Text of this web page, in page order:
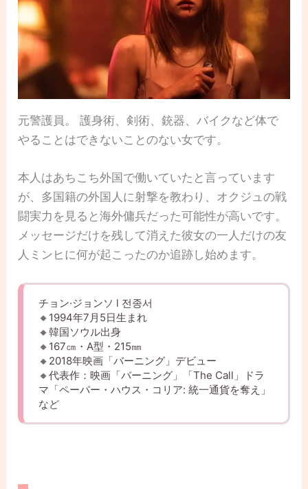
元警護員。 護身術、剣術、銃器、バイクなど体で
やることはできないことのない女です。
本人はあちこち外国で働いていたと言っています
が、多国籍の外国人に射撃を教わり、オクジュの戦
闘実力を見ると海外傭兵だった可能性が高いです。
メッセージだけを残して消えた彼女の一人だけの友
人ミンヒに何が起こったのか追跡し始めます。
チョン·ジョンソ l 전종서
🔸1994年7月5日生まれ
🔸韓国ソウル出身
🔸167㎝・A型・215㎜
🔸2018年映画「バーニング」デビュー
🔸代表作：映画「バーニング」「The Call」ドラ
マ「ペーパー・ハウス・コリア: 統一通貨を奪え」
など